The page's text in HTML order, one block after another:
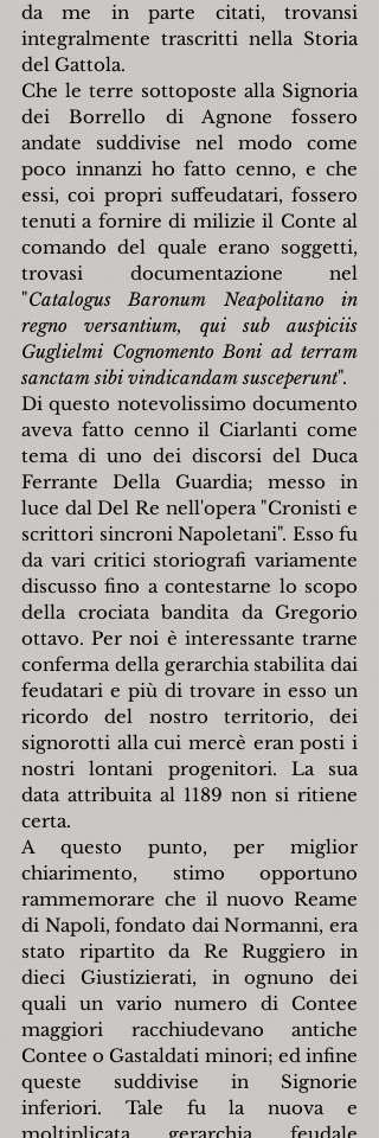
da me in parte citati, trovansi
integralmente trascritti nella Storia
del Gattola.
Che le terre sottoposte alla Signoria
dei Borrello di Agnone fossero
andate suddivise nel modo come
poco innanzi ho fatto cenno, e che
essi, coi propri suffeudatari, fossero
tenuti a fornire di milizie il Conte al
comando del quale erano soggetti,
trovasi documentazione nel
"Catalogus Baronum Neapolitano in
regno versantium, qui sub auspiciis
Guglielmi Cognomento Boni ad terram
sanctam sibi vindicandam susceperunt".
Di questo notevolissimo documento
aveva fatto cenno il Ciarlanti come
tema di uno dei discorsi del Duca
Ferrante Della Guardia; messo in
luce dal Del Re nell'opera "Cronisti e
scrittori sincroni Napoletani". Esso fu
da vari critici storiografi variamente
discusso fino a contestarne lo scopo
della crociata bandita da Gregorio
ottavo. Per noi è interessante trarne
conferma della gerarchia stabilita dai
feudatari e più di trovare in esso un
ricordo del nostro territorio, dei
signorotti alla cui mercè eran posti i
nostri lontani progenitori. La sua
data attribuita al 1189 non si ritiene
certa.
A questo punto, per miglior
chiarimento, stimo opportuno
rammemorare che il nuovo Reame
di Napoli, fondato dai Normanni, era
stato ripartito da Re Ruggiero in
dieci Giustizierati, in ognuno dei
quali un vario numero di Contee
maggiori racchiudevano antiche
Contee o Gastaldati minori; ed infine
queste suddivise in Signorie
inferiori. Tale fu la nuova e